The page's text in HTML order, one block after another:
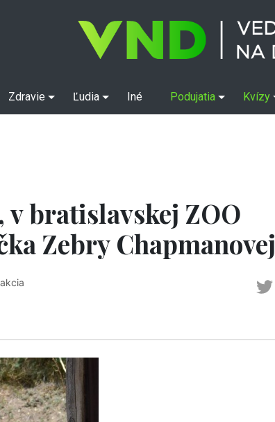
Zdravie Ľudia Iné Podujatia Kvízy
bratislavskej ZOO
Zebry Chapmanovej